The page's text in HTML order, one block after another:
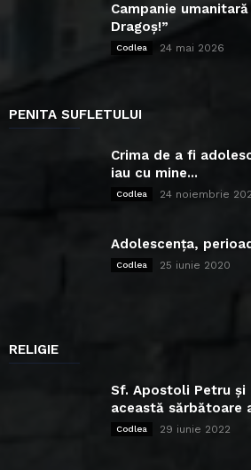
Campanie
Dragoș!”
Codlea 24 mai 2026
PENITA SUFLETULUI
Crima de a fi
iau cu mine...
Codlea 24 noiembrie
Adolescența,
Codlea 25 iunie 2020
RELIGIE
Sf. Apostoli Petru și
această sărbătoare
Codlea 29 iunie 2022